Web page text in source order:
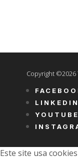
Copyright ©2026
LINKEDIN
YOUTUBE
Este site usa